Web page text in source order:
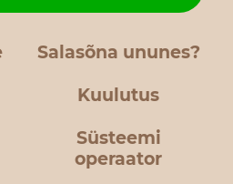
Salasõna ununes?
Kuulutus
Süsteemi
operaator